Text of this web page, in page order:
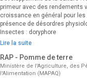
primeur avec des rendements
croissance en général pour
présence de désordres
Insectes : doryphore
Lire la suite
RAP - Pomme de terre
Ministère de l'Agriculture, des
l'Alimentation (MAPAQ)